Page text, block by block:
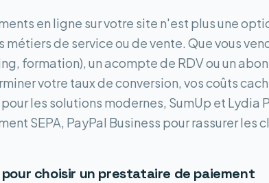
en ligne sur votre site n'est plus une
métiers de service ou de vente. Que vous
formation), un acompte de RDV ou un
votre taux de conversion, vos coûts
les solutions modernes, SumUp et Lydia
SEPA, PayPal Business pour rassurer les
choisir un prestataire de paiement